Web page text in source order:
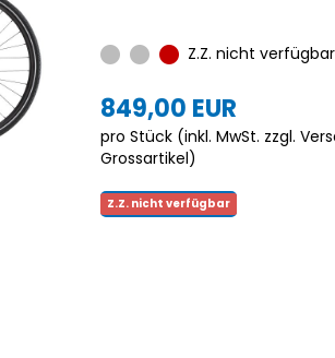
Z.Z. nicht verfügbar
849,00 EUR
pro Stück (inkl. MwSt. zzgl.
Grossartikel)
Z.Z. nicht verfügbar